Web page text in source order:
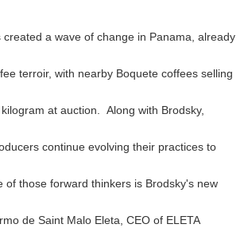
created a wave of change in Panama, already
terroir, with nearby Boquete coffees selling
at auction. Along with Brodsky,
continue evolving their practices to
of those forward thinkers is Brodsky's new
de Saint Malo Eleta, CEO of ELETA